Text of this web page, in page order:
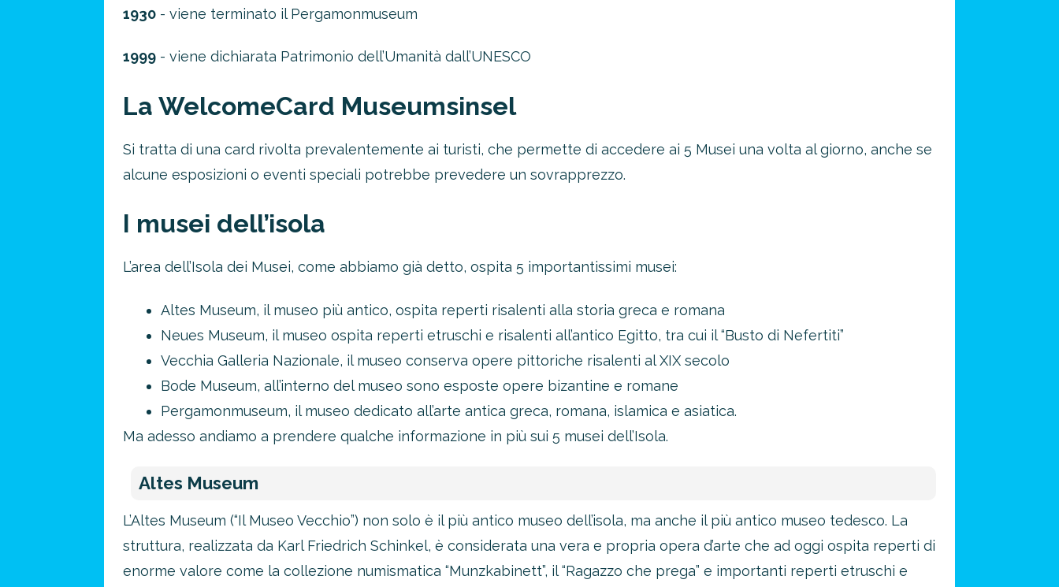
1930 - viene terminato il Pergamonmuseum
1999 - viene dichiarata Patrimonio dell’Umanità dall’UNESCO
La WelcomeCard Museumsinsel
Si tratta di una card rivolta prevalentemente ai turisti, che permette di accedere ai 5 Musei una volta al giorno, anche se
alcune esposizioni o eventi speciali potrebbe prevedere un sovrapprezzo.
I musei dell’isola
L’area dell’Isola dei Musei, come abbiamo già detto, ospita 5 importantissimi musei:
Altes Museum, il museo più antico, ospita reperti risalenti alla storia greca e romana
Neues Museum, il museo ospita reperti etruschi e risalenti all’antico Egitto, tra cui il “Busto di Nefertiti”
Vecchia Galleria Nazionale, il museo conserva opere pittoriche risalenti al XIX secolo
Bode Museum, all’interno del museo sono esposte opere bizantine e romane
Pergamonmuseum, il museo dedicato all’arte antica greca, romana, islamica e asiatica.
Ma adesso andiamo a prendere qualche informazione in più sui 5 musei dell’Isola.
Altes Museum
L’Altes Museum (“Il Museo Vecchio”) non solo è il più antico museo dell’isola, ma anche il più antico museo tedesco. La
struttura, realizzata da Karl Friedrich Schinkel, è considerata una vera e propria opera d’arte che ad oggi ospita reperti di
enorme valore come la collezione numismatica “Munzkabinett”, il “Ragazzo che prega” e importanti reperti etruschi e
Risparmia oltre il 21%!
4 promozioni, 2 omaggi e 1 Novità!